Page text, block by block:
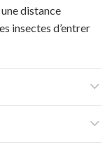
distance
insectes d’entrer